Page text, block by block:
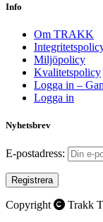
Info
Om TRAKK
Miljöpolicy
Kvalitetspolicy
Logga in –
Logga in
Nyhetsbrev
E-postadress:
Copyright Trakk